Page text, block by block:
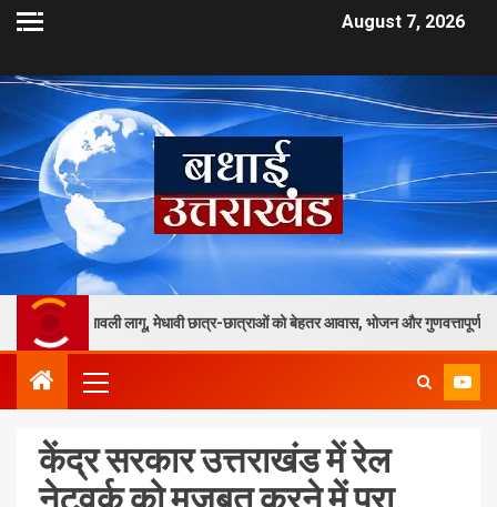
August 7, 2026
लागू, मेधावी छात्र-छात्राओं को बेहतर आवास, भोजन और गुणवत्तापूर्ण शैक्षणिक
केंद्र सरकार उत्तराखंड में रेल
नेटवर्क को मजबूत करने में पूरा